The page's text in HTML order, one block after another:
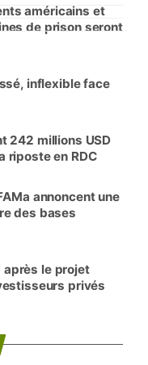
américains et
de prison seront
inflexible face
242 millions USD
riposte en RDC
annoncent une
des bases
après le projet
privés